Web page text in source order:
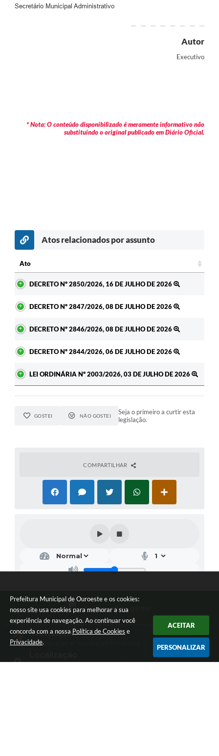
Prefeitura Municipal de Ouroeste e os cookies:
nosso site usa cookies para melhorar a sua
experiência de navegação. Ao continuar você
concorda com a nossa Política de Cookies e
Privacidade.
ACEITAR
PERSONALIZAR
Secretário Municipal Administrativo
Autor
Executivo
* Nota: O conteúdo disponibilizado é meramente informativo não
substituindo o original publicado em Diário Oficial.
Atos relacionados por assunto
Ato
DECRETO Nº 2850/2026, 16 DE JULHO DE 2026
DECRETO Nº 2847/2026, 08 DE JULHO DE 2026
DECRETO Nº 2846/2026, 08 DE JULHO DE 2026
DECRETO Nº 2844/2026, 06 DE JULHO DE 2026
LEI ORDINÁRIA Nº 2003/2026, 03 DE JULHO DE 2026
GOSTEI NÃO GOSTEI
Seja o primeiro a curtir esta
legislação.
COMPARTILHAR
Acompanhe a gente!
Av. dos Bandeirantes nº2255 / Jardim Sarinha II
Newsletter
Inscreva-se e receba informativos